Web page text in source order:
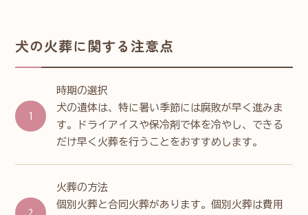
犬の火葬に関する注意点
時期の選択
犬の遺体は、特に暑い季節には腐敗が早く進みま
す。ドライアイスや保冷剤で体を冷やし、できる
だけ早く火葬を行うことをおすすめします。
火葬の方法
個別火葬と合同火葬があります。個別火葬は費用